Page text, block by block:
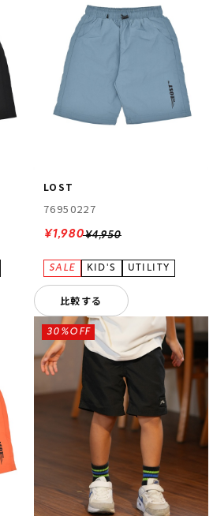
店頭受取サービス
ギフトラッピング
アフターサポート
下取り保証について
よくある質問
店舗一覧
お問い合わせ
ニュース
スポーツ 公式アプリ
クーポンもこのアプリで！
LOST
76950227
¥4,950
¥1,980
比較する
30%OFF